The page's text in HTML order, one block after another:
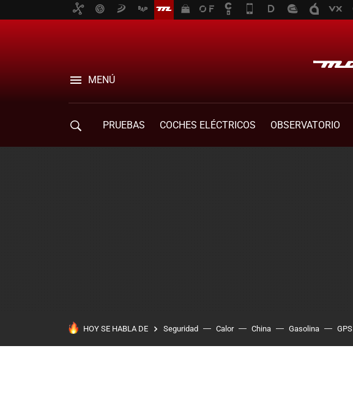
MENÚ
PRUEBAS COCHES ELÉCTRICOS OBSERVATORIO
HOY SE HABLA DE Seguridad Calor China Gasolina GPS